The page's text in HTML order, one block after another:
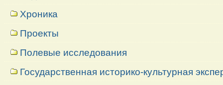
Хроника
Проекты
Полевые исследования
Государственная историко-культурная